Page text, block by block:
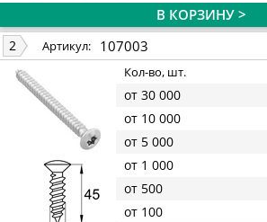
В КОРЗИНУ >
2 Артикул: 107003
Кол-во, шт.
от 30 000
от 10 000
от 5 000
от 1 000
от 500
от 100